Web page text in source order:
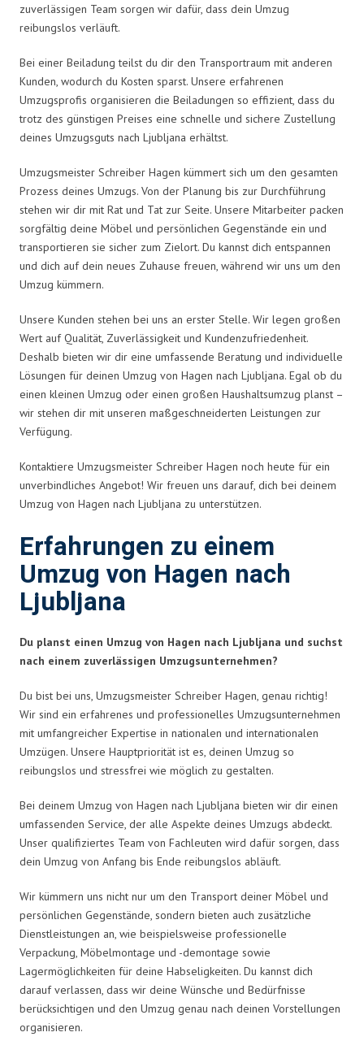
zuverlässigen Team sorgen wir dafür, dass dein Umzug
reibungslos verläuft.
Bei einer Beiladung teilst du dir den Transportraum mit anderen
Kunden, wodurch du Kosten sparst. Unsere erfahrenen
Umzugsprofis organisieren die Beiladungen so effizient, dass du
trotz des günstigen Preises eine schnelle und sichere Zustellung
deines Umzugsguts nach Ljubljana erhältst.
Umzugsmeister Schreiber Hagen kümmert sich um den gesamten
Prozess deines Umzugs. Von der Planung bis zur Durchführung
stehen wir dir mit Rat und Tat zur Seite. Unsere Mitarbeiter packen
sorgfältig deine Möbel und persönlichen Gegenstände ein und
transportieren sie sicher zum Zielort. Du kannst dich entspannen
und dich auf dein neues Zuhause freuen, während wir uns um den
Umzug kümmern.
Unsere Kunden stehen bei uns an erster Stelle. Wir legen großen
Wert auf Qualität, Zuverlässigkeit und Kundenzufriedenheit.
Deshalb bieten wir dir eine umfassende Beratung und individuelle
Lösungen für deinen Umzug von Hagen nach Ljubljana. Egal ob du
einen kleinen Umzug oder einen großen Haushaltsumzug planst –
wir stehen dir mit unseren maßgeschneiderten Leistungen zur
Verfügung.
Kontaktiere Umzugsmeister Schreiber Hagen noch heute für ein
unverbindliches Angebot! Wir freuen uns darauf, dich bei deinem
Umzug von Hagen nach Ljubljana zu unterstützen.
Erfahrungen zu einem
Umzug von Hagen nach
Ljubljana
Du planst einen Umzug von Hagen nach Ljubljana und suchst
nach einem zuverlässigen Umzugsunternehmen?
Du bist bei uns, Umzugsmeister Schreiber Hagen, genau richtig!
Wir sind ein erfahrenes und professionelles Umzugsunternehmen
mit umfangreicher Expertise in nationalen und internationalen
Umzügen. Unsere Hauptpriorität ist es, deinen Umzug so
reibungslos und stressfrei wie möglich zu gestalten.
Bei deinem Umzug von Hagen nach Ljubljana bieten wir dir einen
umfassenden Service, der alle Aspekte deines Umzugs abdeckt.
Unser qualifiziertes Team von Fachleuten wird dafür sorgen, dass
dein Umzug von Anfang bis Ende reibungslos abläuft.
Wir kümmern uns nicht nur um den Transport deiner Möbel und
persönlichen Gegenstände, sondern bieten auch zusätzliche
Dienstleistungen an, wie beispielsweise professionelle
Verpackung, Möbelmontage und -demontage sowie
Lagermöglichkeiten für deine Habseligkeiten. Du kannst dich
darauf verlassen, dass wir deine Wünsche und Bedürfnisse
berücksichtigen und den Umzug genau nach deinen Vorstellungen
organisieren.